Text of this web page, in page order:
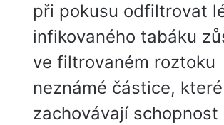
při pokusu odfiltrovat
infikovaného tabáku
ve filtrovaném roztoku
neznámé částice,
zachovávají schopnost